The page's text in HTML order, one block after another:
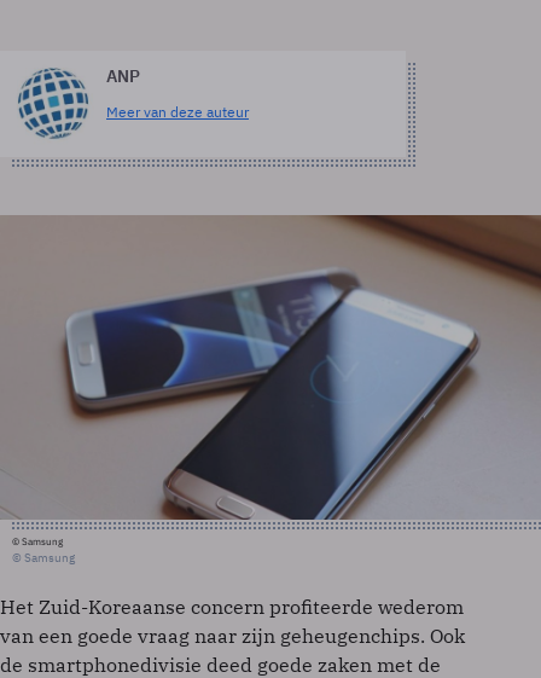
ANP
Meer van deze auteur
© Samsung
© Samsung
Het Zuid-Koreaanse concern profiteerde wederom
van een goede vraag naar zijn geheugenchips. Ook
de smartphonedivisie deed goede zaken met de